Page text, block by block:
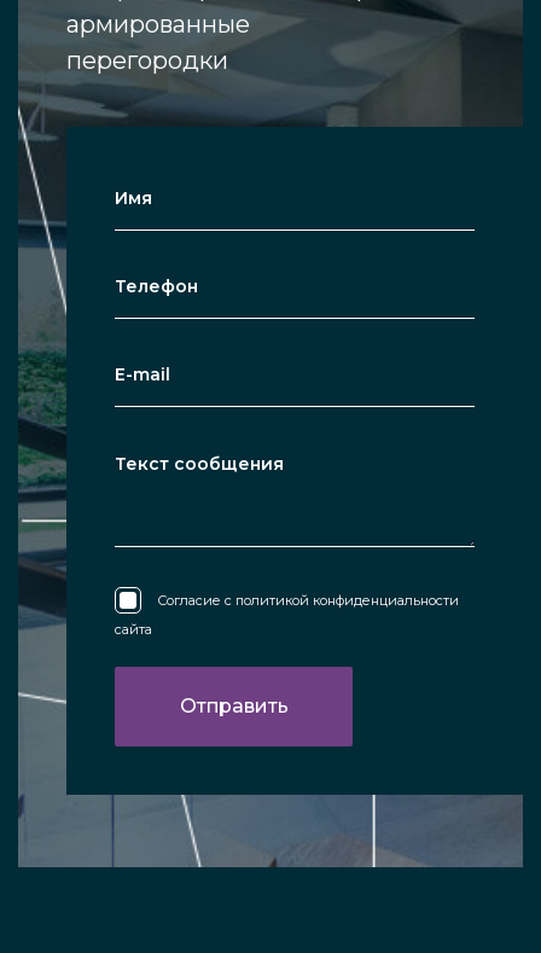
армированные
перегородки
Согласие с политикой конфиденциальности
сайта